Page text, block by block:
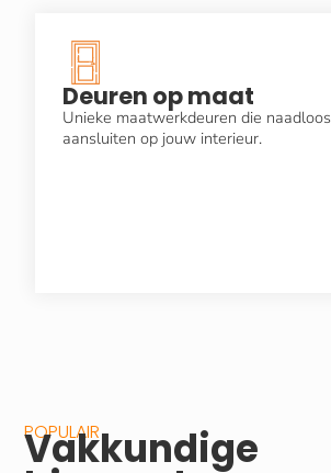
Deuren op maat
Unieke maatwerkdeuren die naadloos
aansluiten op jouw interieur.
POPULAIR
Vakkundige